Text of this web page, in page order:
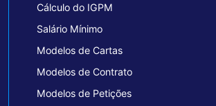
Cálculo do IGPM
Salário Mínimo
Modelos de Cartas
Modelos de Contrato
Modelos de Petições